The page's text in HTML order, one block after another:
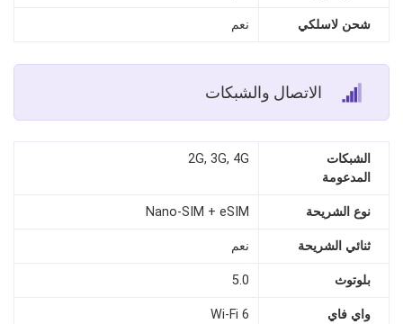
شحن لاسلكي نعم
الاتصال والشبكات
الشبكات
المدعومة
2G, 3G, 4G
نوع الشريحة Nano-SIM + eSIM
ثنائي الشريحة نعم
بلوتوث 5.0
واي فاي Wi-Fi 6